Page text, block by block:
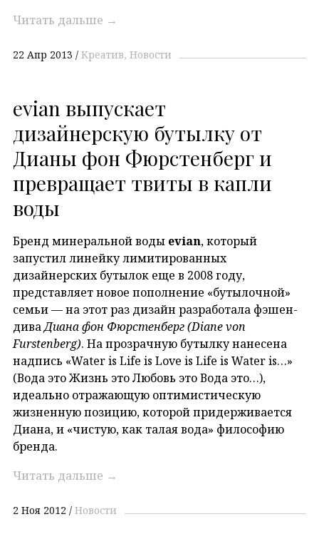
Читать дальше →
22 Апр 2013 Креатив Новости
evian выпускает
дизайнерскую бутылку от
Дианы фон Фюрстенберг и
превращает твиты в капли
воды
Бренд минеральной воды evian, который
запустил линейку лимитированных
дизайнерских бутылок еще в 2008 году,
представляет новое пополнение «бутылочной»
семьи — на этот раз дизайн разработала фэшен-
диваДиана фон Фюрстенберг (Diane von
Furstenberg). На прозрачную бутылку нанесена
надпись «Water is Life is Love is Life is Water is…»
(Вода это Жизнь это Любовь это Вода это…),
идеально отражающую оптимистическую
жизненную позицию, которой придерживается
Диана, и «чистую, как талая вода» философию
бренда.
Читать дальше →
2 Ноя 2012 Новости